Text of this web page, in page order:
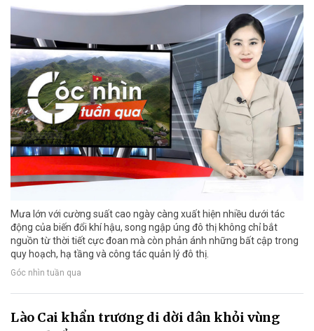
Mưa lớn với cường suất cao ngày càng xuất hiện nhiều dưới tác
động của biến đổi khí hậu, song ngập úng đô thị không chỉ bắt
nguồn từ thời tiết cực đoan mà còn phản ánh những bất cập trong
quy hoạch, hạ tầng và công tác quản lý đô thị.
Góc nhìn tuần qua
Lào Cai khẩn trương di dời dân khỏi vùng